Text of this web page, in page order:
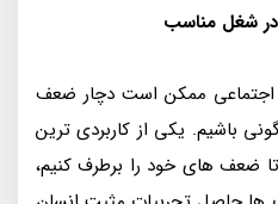
شغل مناسب
اجتماعی ممکن است دچار ضعف
باشیم. یکی از کاربردی ترین
های خود را برطرف کنیم،